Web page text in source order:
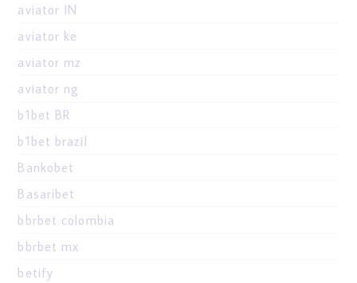
aviator IN
aviator ke
aviator mz
aviator ng
b1bet BR
b1bet brazil
Bankobet
Basaribet
bbrbet colombia
bbrbet mx
betify